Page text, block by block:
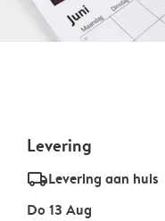
Levering
delivery_standard_v2Levering aan huis
Do 13 Aug